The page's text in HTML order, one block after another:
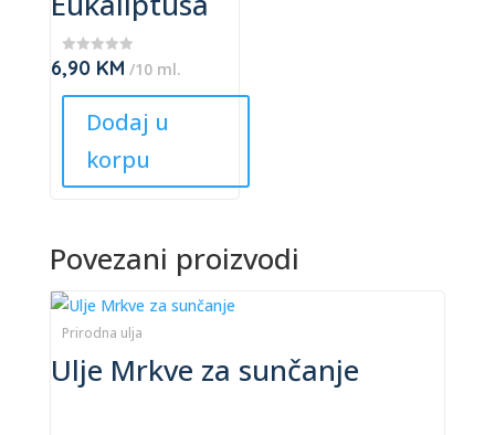
★
★
6,90 KM /10 ml.
The
options
may
be
chosen
the
page
Dodaj u
korpu
Povezani proizvodi
Prirodna ulja
Ulje Mrkve za sunčanje
This
product
has
multiple